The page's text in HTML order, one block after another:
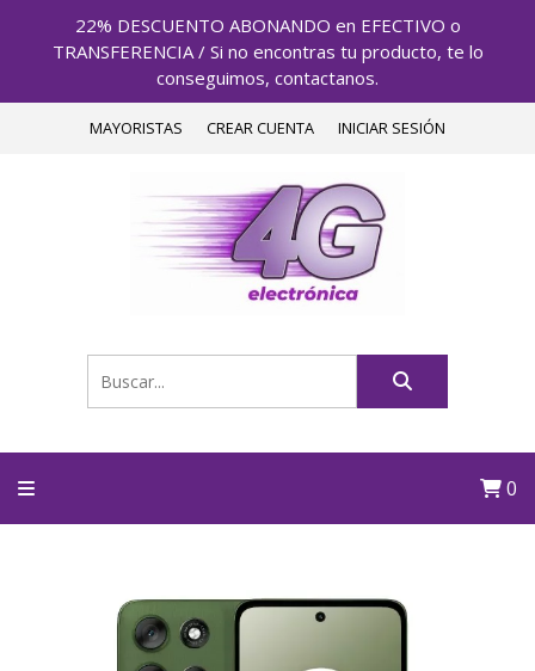
22% DESCUENTO ABONANDO en EFECTIVO o
TRANSFERENCIA / Si no encontras tu producto, te lo
conseguimos, contactanos.
MAYORISTAS CREAR CUENTA INICIAR SESIÓN
0